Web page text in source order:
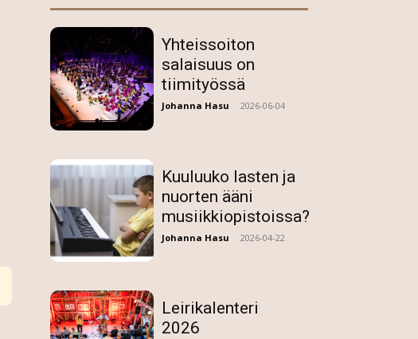
Yhteissoiton
salaisuus on
tiimityössä
Johanna Hasu - 2026-06-04
Kuuluuko lasten ja
nuorten ääni
musiikkiopistoissa?
Johanna Hasu - 2026-04-22
Leirikalenteri
2026